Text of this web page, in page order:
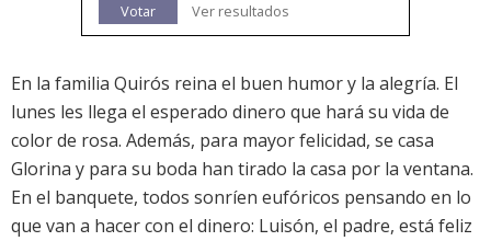
Votar
Ver resultados
En la familia Quirós reina el buen humor y la alegría. El
lunes les llega el esperado dinero que hará su vida de
color de rosa. Además, para mayor felicidad, se casa
Glorina y para su boda han tirado la casa por la ventana.
En el banquete, todos sonríen eufóricos pensando en lo
que van a hacer con el dinero: Luisón, el padre, está feliz